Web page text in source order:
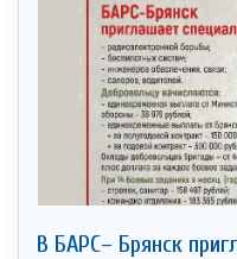
В БАРС– Брянcк